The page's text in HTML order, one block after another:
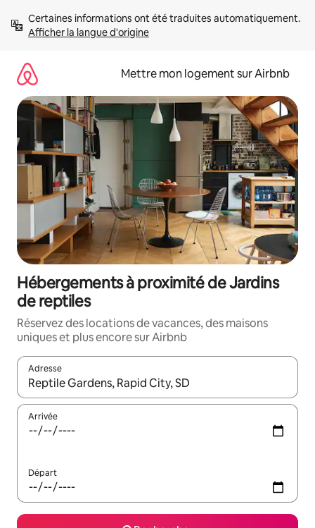
directement
Afficher la langue d'origine
Mettre mon logement sur Airbnb
Hébergements à proximité de Jardins
de reptiles
Réservez des locations de vacances, des maisons
uniques et plus encore sur Airbnb
Adresse
Lorsque les résultats s'affichent, utilisez les flèches vers le
Arrivée
Départ